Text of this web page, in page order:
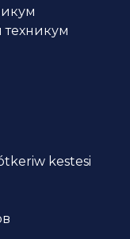
техникум
kestesi